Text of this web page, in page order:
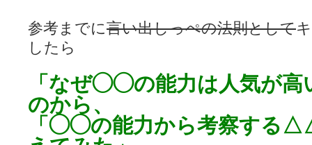
参考までに言い出しっぺの法則として
したら
「なぜ◯◯の能力は人気が高
のから、
「◯◯の能力から考察する